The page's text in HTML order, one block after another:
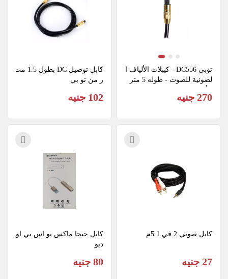
توبي DC556 - كيبلات الألياف ا
270 جنيه
كابل توصيل DC بطول 1.5 مت
ر من تو بي
102 جنيه
كابل صوتي 2 في 1 5م
27 جنيه
كابل جيجا ماكس يو اس بي او
ديو
80 جنيه